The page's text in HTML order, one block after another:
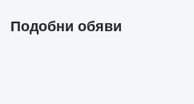
Подобни обяви